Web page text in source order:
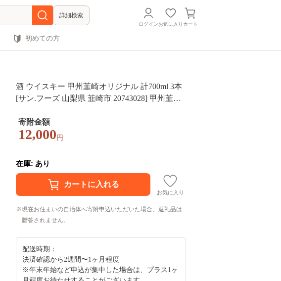
詳細検索
ログインお気に入り カート
初めての方
酒 ウイスキー 甲州韮崎オリジナル 計700ml 3本
[サン.フーズ 山梨県 韮崎市 20743028] 甲州韮崎
酒 お酒 洋酒 晩酌ロック アルコール 37％ ギフト
送料無料 ふるさと納税◎
寄附金額
12,000 円
在庫: あり
お気に入り
現在お住まいの自治体へ寄附申込いただいた場合、返礼品は
贈答されません。
配送時期：
決済確認から2週間〜1ヶ月程度
※年末年始など申込が集中した場合は、プラス1ヶ